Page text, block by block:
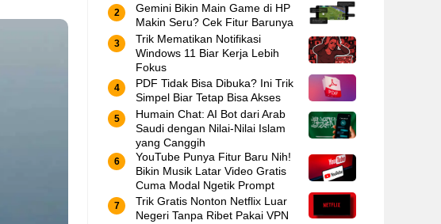
Gemini Bikin Main Game di HP
Makin Seru? Cek Fitur Barunya
Trik Mematikan Notifikasi
Windows 11 Biar Kerja Lebih
Fokus
PDF Tidak Bisa Dibuka? Ini Trik
Simpel Biar Tetap Bisa Akses
Humain Chat: AI Bot dari Arab
Saudi dengan Nilai-Nilai Islam
yang Canggih
YouTube Punya Fitur Baru Nih!
Bikin Musik Latar Video Gratis
Cuma Modal Ngetik Prompt
Trik Gratis Nonton Netflix Luar
Negeri Tanpa Ribet Pakai VPN